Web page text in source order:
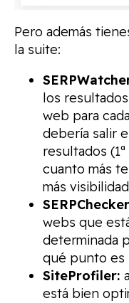
Pero además
la suite:
los
web para
debería salir
resultados
cuanto más
más
webs que
determinada
qué punto es
SiteProfiler:
está bien